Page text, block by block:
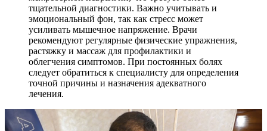
тщательной диагностики. Важно учитывать и
эмоциональный фон, так как стресс может
усиливать мышечное напряжение. Врачи
рекомендуют регулярные физические упражнения,
растяжку и массаж для профилактики и
облегчения симптомов. При постоянных болях
следует обратиться к специалисту для определения
точной причины и назначения адекватного
лечения.